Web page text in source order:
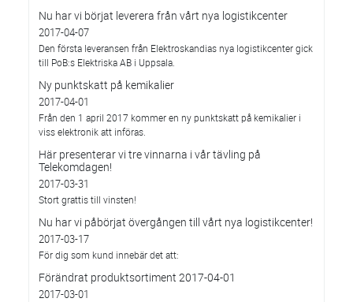
Nu har vi börjat leverera från vårt nya logistikcenter
2017-04-07
Den första leveransen från Elektroskandias nya logistikcenter gick
till PoB:s Elektriska AB i Uppsala.
Ny punktskatt på kemikalier
2017-04-01
Från den 1 april 2017 kommer en ny punktskatt på kemikalier i
viss elektronik att införas.
Här presenterar vi tre vinnarna i vår tävling på
Telekomdagen!
2017-03-31
Stort grattis till vinsten!
Nu har vi påbörjat övergången till vårt nya logistikcenter!
2017-03-17
För dig som kund innebär det att:
Förändrat produktsortiment 2017-04-01
2017-03-01